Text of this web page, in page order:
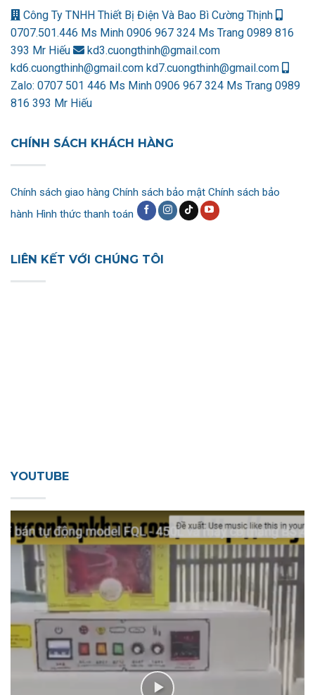
Công Ty TNHH Thiết Bị Điện Và Bao Bì Cường Thịnh
0707.501.446 Ms Minh 0906 967 324 Ms Trang 0989 816
393 Mr Hiếu
kd3.cuongthinh@gmail.com
kd6.cuongthinh@gmail.com kd7.cuongthinh@gmail.com
Zalo: 0707 501 446 Ms Minh 0906 967 324 Ms Trang 0989
816 393 Mr Hiếu
CHÍNH SÁCH KHÁCH HÀNG
Chính sách giao hàng Chính sách bảo mật Chính sách bảo
hành Hình thức thanh toán
LIÊN KẾT VỚI CHÚNG TÔI
YOUTUBE